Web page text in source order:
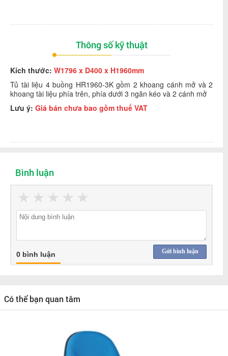
Thông số kỹ thuật
Kích thước: W1796 x D400 x H1960mm
Tủ tài liệu 4 buồng HR1960-3K gồm 2 khoang cánh mở và 2
khoang tài liệu phía trên, phía dưới 3 ngăn kéo và 2 cánh mở
Lưu ý: Giá bán chưa bao gồm thuế VAT
Bình luận
★
★
★
★
★
Gửi bình luận
0 bình luận
Có thể bạn quan tâm